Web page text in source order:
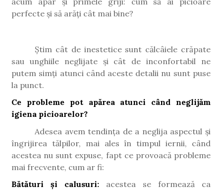
perfecte și să arăți cât mai bine?
Știm cât de inestetice sunt călcâiele crăpate
sau unghiile neglijate și cât de inconfortabil ne
putem simți atunci când aceste detalii nu sunt puse
la punct.
Ce probleme pot apărea atunci când neglijăm
igiena picioarelor?
Adesea avem tendința de a neglija aspectul și
îngrijirea tălpilor, mai ales în timpul iernii, când
acestea nu sunt expuse, fapt ce provoacă probleme
mai frecvente, cum ar fi:
Bătături și calusuri: acestea se formează ca